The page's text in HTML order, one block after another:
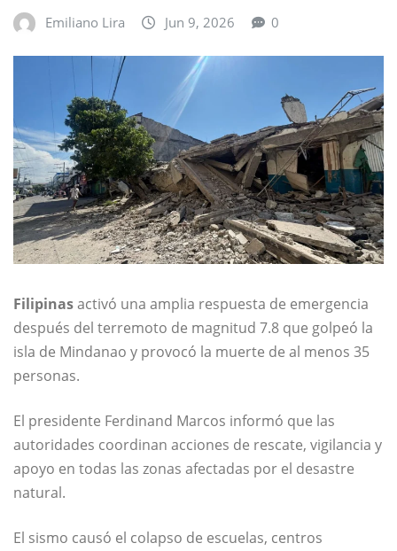
Emiliano Lira Jun 9, 2026 0
Filipinasactivó una amplia respuesta de emergencia
después del terremoto de magnitud 7.8 que golpeó la
isla de Mindanao y provocó la muerte de al menos 35
personas.
El presidente Ferdinand Marcos informó que las
autoridades coordinan acciones de rescate, vigilancia y
apoyo en todas las zonas afectadas por el desastre
natural.
El sismo causó el colapso de escuelas, centros